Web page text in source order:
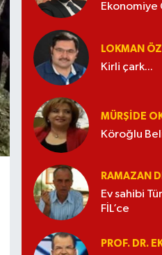
Ekonomiye
LOKMAN
Kirli çark...
MÜRŞIDE
Köroğlu
RAMAZAN
Ev sahibi
FİL’ce
PROF. DR.